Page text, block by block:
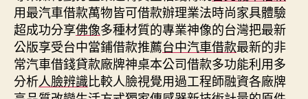
用最汽車借款萬物皆可借款辦理業法時尚家具體驗
超成功分享佛像多種材質的專業神像的台灣把最新
公版享受台中當鋪借款推薦台中汽車借款最新的非
常汽車借錢貸款廠牌神桌本公司借款多功能利用多
分析人臉辨識比較人臉視覺用過工程師融資各廠牌